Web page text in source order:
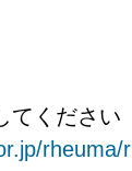
てください